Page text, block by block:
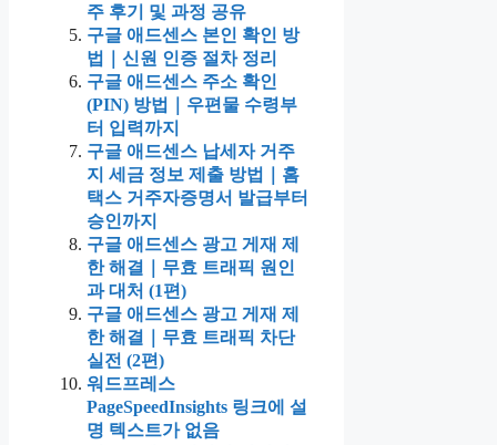
주 후기 및 과정 공유
구글 애드센스 본인 확인 방
법｜신원 인증 절차 정리
구글 애드센스 주소 확인
(PIN) 방법｜우편물 수령부
터 입력까지
구글 애드센스 납세자 거주
지 세금 정보 제출 방법｜홈
택스 거주자증명서 발급부터
승인까지
구글 애드센스 광고 게재 제
한 해결｜무효 트래픽 원인
과 대처 (1편)
구글 애드센스 광고 게재 제
한 해결｜무효 트래픽 차단
실전 (2편)
워드프레스
PageSpeedInsights 링크에 설
명 텍스트가 없음